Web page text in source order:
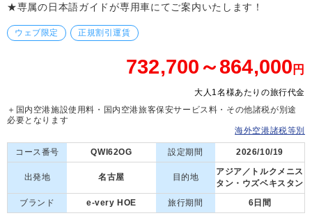
★専属の日本語ガイドが専用車にてご案内いたします！
ウェブ限定 正規割引運賃
732,700～864,000 円
大人1名様あたりの旅行代金
＋国内空港施設使用料・国内空港旅客保安サービス料・その他諸税が別途
必要となります
海外空港諸税等別
コース番号 QWI62OG 設定期間 2026/10/19
出発地 名古屋 目的地
アジア／トルクメニス
タン・ウズベキスタン
ブランド
e-very HOE 旅行期間 6日間